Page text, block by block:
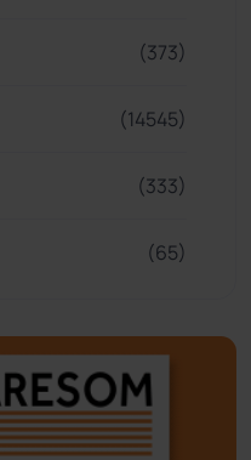
(373)
(14545)
(333)
(65)
(505)
(152)